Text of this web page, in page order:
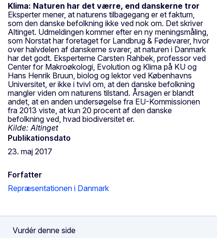
Klima: Naturen har det værre, end danskerne tror
Eksperter mener, at naturens tilbagegang er et faktum,
som den danske befolkning ikke ved nok om. Det skriver
Altinget. Udmeldingen kommer efter en ny meningsmåling,
som Norstat har foretaget for Landbrug & Fødevarer, hvor
over halvdelen af danskerne svarer, at naturen i Danmark
har det godt. Eksperterne Carsten Rahbek, professor ved
Center for Makroøkologi, Evolution og Klima på KU og
Hans Henrik Bruun, biolog og lektor ved Københavns
Universitet, er ikke i tvivl om, at den danske befolkning
mangler viden om naturens tilstand. Årsagen er blandt
andet, at en anden undersøgelse fra EU-Kommissionen
fra 2013 viste, at kun 20 procent af den danske
befolkning ved, hvad biodiversitet er.
Kilde: Altinget
Publikationsdato
23. maj 2017
Forfatter
Repræsentationen i Danmark
Vurdér denne side